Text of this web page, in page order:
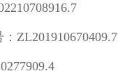
ZL201910670409.7